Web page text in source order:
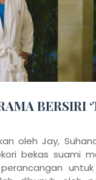
BERSIRI
oleh Jay,
bekas suami